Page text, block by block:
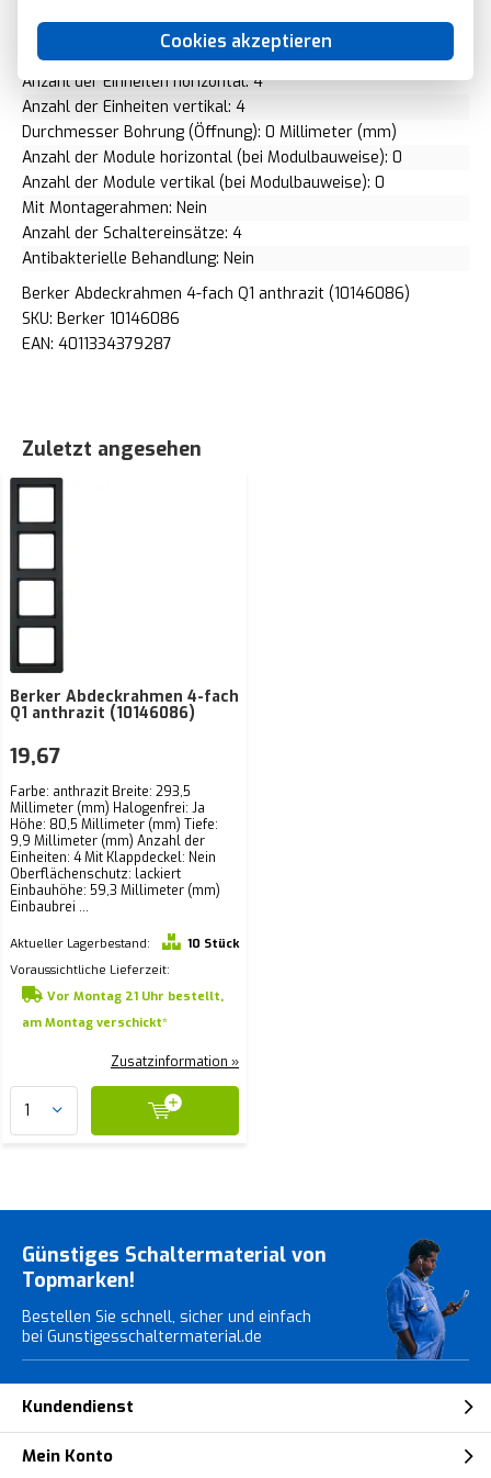
Cookies akzeptieren
Geeignet für Einbauinstallation: Ja
Unterputzmontage: Ja
Anzahl der Einheiten horizontal: 4
Anzahl der Einheiten vertikal: 4
Durchmesser Bohrung (Öffnung): 0 Millimeter (mm)
Anzahl der Module horizontal (bei Modulbauweise): 0
Anzahl der Module vertikal (bei Modulbauweise): 0
Mit Montagerahmen: Nein
Anzahl der Schaltereinsätze: 4
Antibakterielle Behandlung: Nein
Berker Abdeckrahmen 4-fach Q1 anthrazit (10146086)
SKU: Berker 10146086
EAN: 4011334379287
Zuletzt angesehen
Berker Abdeckrahmen 4-fach
Q1 anthrazit (10146086)
Farbe: anthrazit Breite: 293,5
Millimeter (mm) Halogenfrei: Ja
Höhe: 80,5 Millimeter (mm) Tiefe:
9,9 Millimeter (mm) Anzahl der
Einheiten: 4 Mit Klappdeckel: Nein
Oberflächenschutz: lackiert
Einbauhöhe: 59,3 Millimeter (mm)
Einbaubrei ...
Aktueller Lagerbestand:
10 Stück
Voraussichtliche Lieferzeit:
Vor Montag 21 Uhr bestellt,
am Montag verschickt*
19,67
Zusatzinformation »
Günstiges Schaltermaterial von
Topmarken!
Bestellen Sie schnell, sicher und einfach
bei Gunstigesschaltermaterial.de
Kundendienst
Mein Konto